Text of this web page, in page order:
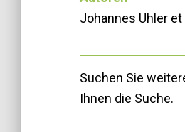
Johannes Uhler et
Suchen Sie
Ihnen die Suche.